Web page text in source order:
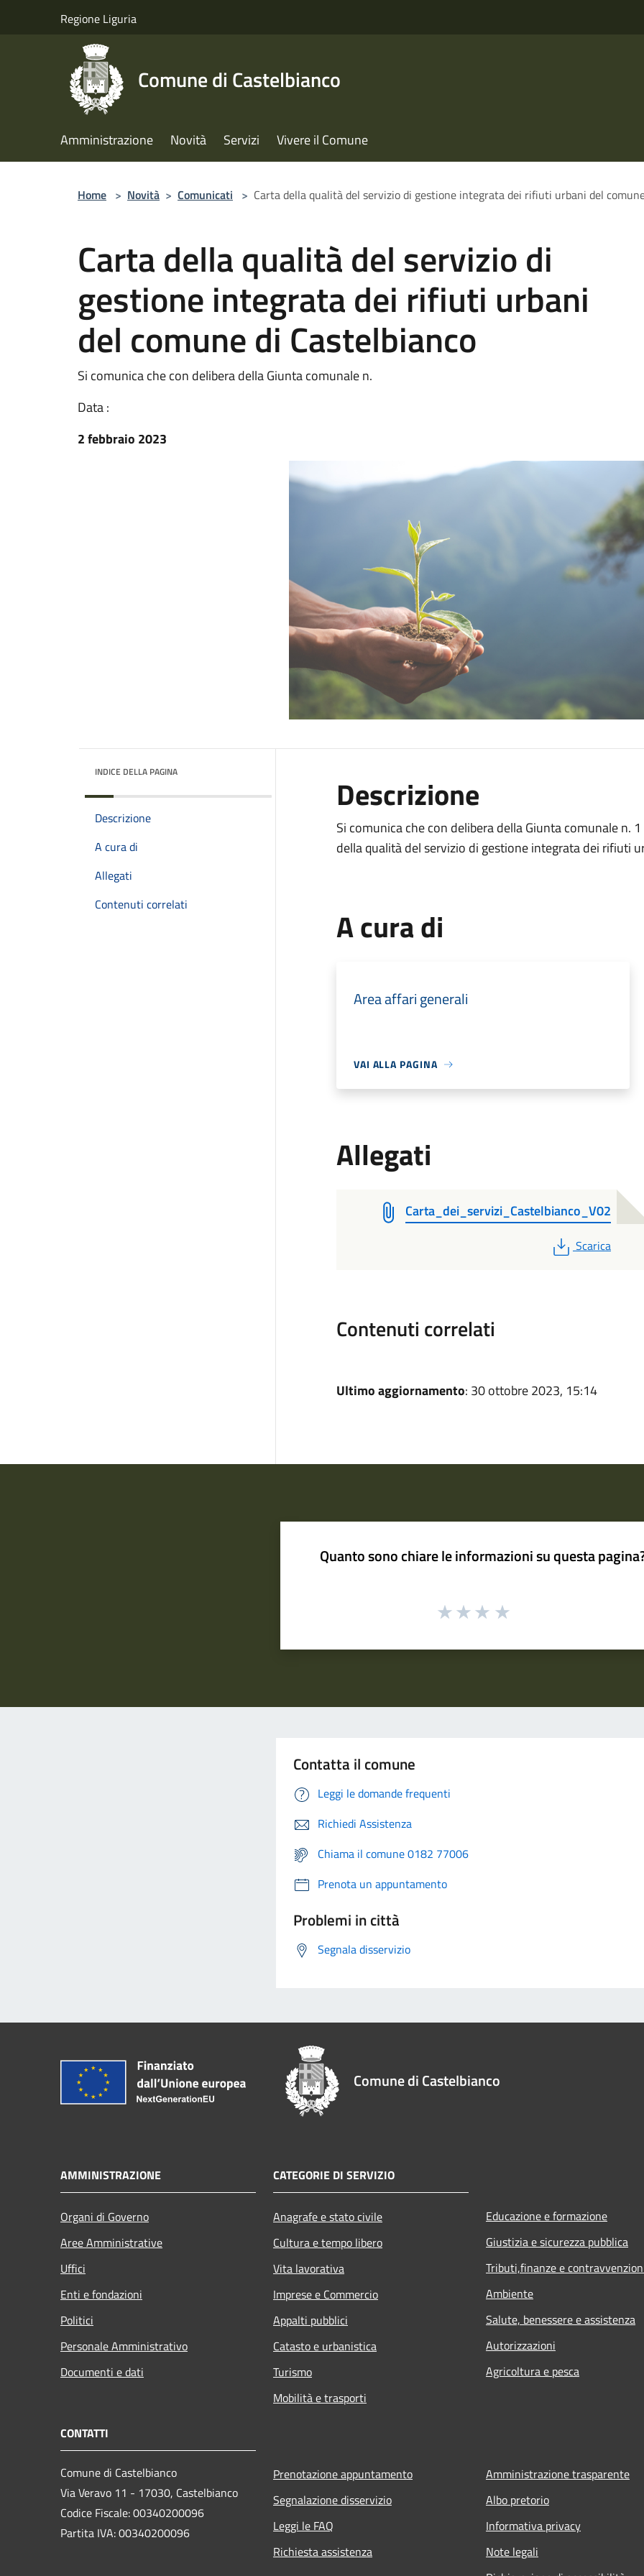
Regione Liguria
Comune di Castelbianco
Amministrazione Novità Servizi Vivere il Comune
Home > Novità > Comunicati > Carta della qualità del servizio di gestione integrata dei rifiuti urbani del
Carta della qualità del servizio di
gestione integrata dei rifiuti urbani
del comune di Castelbianco
Si comunica che con delibera della Giunta comunale n.
Data :
2 febbraio 2023
INDICE DELLA PAGINA
Descrizione
A cura di
Allegati
Contenuti correlati
Descrizione
Si comunica che con delibera della Giunta comunale n.
della qualità del servizio di gestione integrata dei rifiuti
A cura di
Area affari generali
VAI ALLA PAGINA
Allegati
Carta_dei_servizi_Castelbianco_V02
PDF
Scarica
Contenuti correlati
Ultimo aggiornamento: 30 ottobre 2023, 15:14
Quanto sono chiare le informazioni su questa
Contatta il comune
Leggi le domande frequenti
Richiedi Assistenza
Chiama il comune 0182 77006
Prenota un appuntamento
Problemi in città
Segnala disservizio
Comune di Castelbianco
AMMINISTRAZIONE
Organi di Governo
Aree Amministrative
Uffici
Enti e fondazioni
Politici
Personale Amministrativo
Documenti e dati
CATEGORIE DI SERVIZIO
Anagrafe e stato civile
Cultura e tempo libero
Vita lavorativa
Imprese e Commercio
Appalti pubblici
Catasto e urbanistica
Turismo
Mobilità e trasporti
Educazione e formazione
Giustizia e sicurezza pubblica
Tributi,finanze e
Ambiente
Salute, benessere e assistenza
Autorizzazioni
Agricoltura e pesca
CONTATTI
Comune di Castelbianco
Via Veravo 11 - 17030, Castelbianco
Codice Fiscale: 00340200096
Partita IVA: 00340200096
Prenotazione appuntamento
Segnalazione disservizio
Leggi le FAQ
Richiesta assistenza
Amministrazione trasparente
Albo pretorio
Informativa privacy
Note legali